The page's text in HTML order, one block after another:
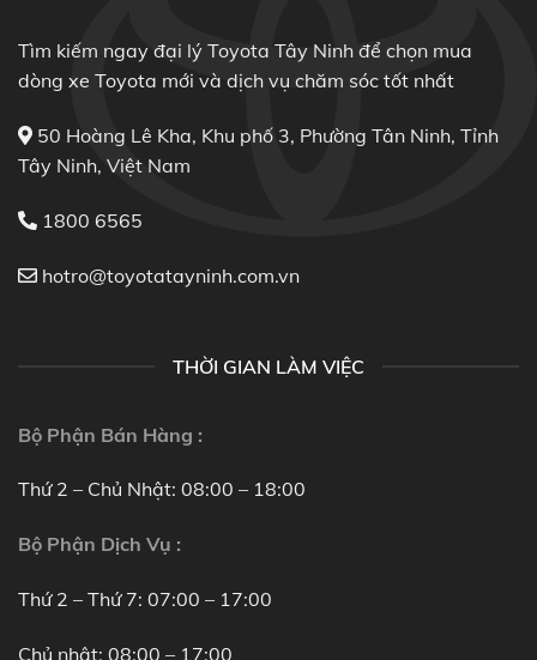
Tìm kiếm ngay đại lý Toyota Tây Ninh để chọn mua
dòng xe Toyota mới và dịch vụ chăm sóc tốt nhất
50 Hoàng Lê Kha, Khu phố 3, Phường Tân Ninh, Tỉnh
Tây Ninh, Việt Nam
1800 6565
hotro@toyotatayninh.com.vn
THỜI GIAN LÀM VIỆC
Bộ Phận Bán Hàng :
Thứ 2 – Chủ Nhật: 08:00 – 18:00
Bộ Phận Dịch Vụ :
Thứ 2 – Thứ 7: 07:00 – 17:00
Chủ nhật: 08:00 – 17:00